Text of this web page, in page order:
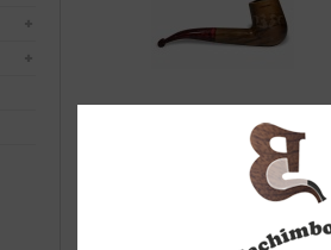
Grande Natural com Filtro
R$150,00